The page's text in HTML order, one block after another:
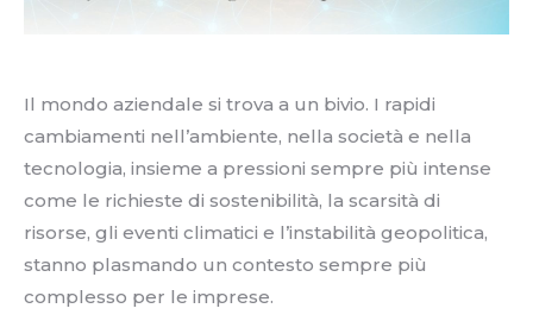
Il mondo aziendale si trova a un bivio. I rapidi
cambiamenti nell’ambiente, nella società e nella
tecnologia, insieme a pressioni sempre più intense
come le richieste di sostenibilità, la scarsità di
risorse, gli eventi climatici e l’instabilità geopolitica,
stanno plasmando un contesto sempre più
complesso per le imprese.